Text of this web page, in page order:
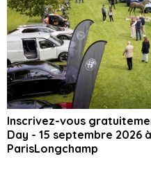
Inscrivez-vous
Day - 15 septembre 2026
ParisLongchamp